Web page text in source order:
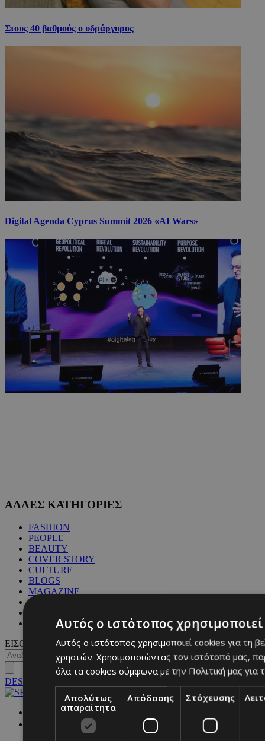
Στους 40 βαθμούς ο υδράργυρος
Digital Agenda Cyprus Summit 2026 «AI Wars»
ΑΛΛΕΣ ΚΑΤΗΓΟΡΙΕΣ
FASHION
PEOPLE
BEAUTY
COVER STORY
CULTURE
BLOGS
MAGAZINE
WKND BY MUST
ΓΕΝΙΚΕΣ ΠΛΗΡΟΦΟΡΙΕΣ
ΕΙΣΟΔΟΣ
DESKTOP
NETWORK:
Αυτός ο ιστότοπος
Αυτός ο ιστότοπος χρησιμοποιεί cookies για τη
χρηστών. Χρησιμοποιώντας τον ιστότοπό μας,
όλα τα cookies σύμφωνα με την Πολιτική μας για
Απολύτως
απαραίτητα
Απόδοσης Στόχευσης